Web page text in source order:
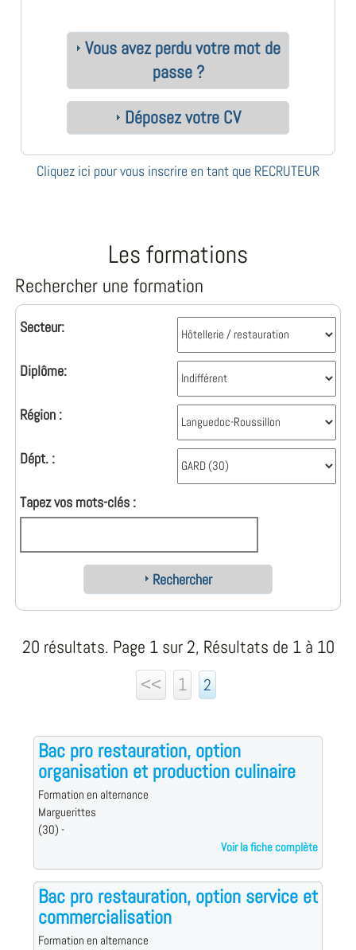
Vous avez perdu votre mot de
passe ?
Déposez votre CV
Cliquez ici pour vous inscrire en tant que RECRUTEUR
Les formations
Rechercher une formation
Secteur:
Diplôme:
Région :
Dépt. :
Tapez vos mots-clés :
Rechercher
20 résultats. Page 1 sur 2, Résultats de 1 à 10
<<
1 2
Bac pro restauration, option
organisation et production culinaire
Formation en alternance
Marguerittes
(30) -
Voir la fiche complète
Bac pro restauration, option service et
commercialisation
Formation en alternance